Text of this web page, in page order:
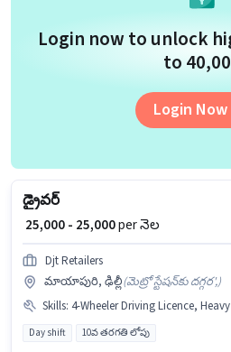
Login now to unlock
to
Login Now
డ్రైవర్
₹ 25,000 - 25,000per నెల
Djt Retailers
మాయాపురి, ఢిల్లీ(మెట్రో స్టేషన్‌కు దగ్గర',)
Skills: 4-Wheeler Driving Licence, Heavy Vehicle Driving
Day shift 10వ తరగతి లోపు